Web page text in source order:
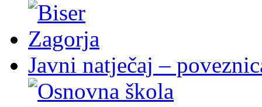
Javni natječaj –